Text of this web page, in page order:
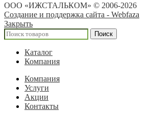
ООО «ИЖСТАЛЬКОМ» © 2006-2026
Создание и поддержка сайта - Webfaza
Закрыть
Поиск
Каталог
Компания
Компания
Услуги
Акции
Контакты